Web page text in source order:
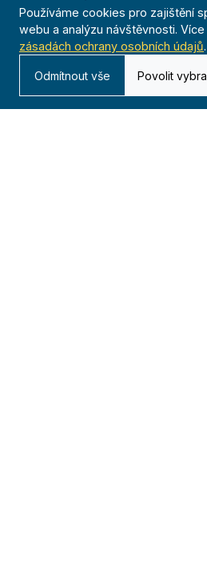
O nás
Historie
Odborné
Používáme cookies pro zajištění
webu a analýzu návštěvnosti.
zásadách ochrany osobních údajů.
Odmítnout vše Povolit